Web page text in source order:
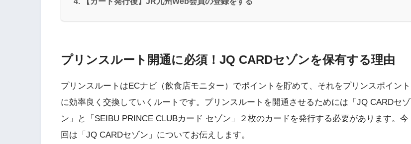
プリンスルート開通に必須！JQ CARDセゾンを保有する理由
プリンスルートはECナビ（飲食店モニター）でポイントを貯めて、それをプリンスポイント
に効率良く交換していくルートです。プリンスルートを開通させるためには「JQ CARDセゾ
ン」と「SEIBU PRINCE CLUBカード セゾン」２枚のカードを発行する必要があります。今
回は「JQ CARDセゾン」についてお伝えします。